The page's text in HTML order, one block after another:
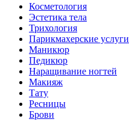
Косметология
Эстетика тела
Трихология
Парикмахерские услуги
Маникюр
Педикюр
Наращивание ногтей
Макияж
Тату
Ресницы
Брови